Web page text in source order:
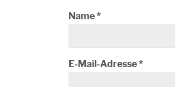
Name*
E-Mail-Adresse*